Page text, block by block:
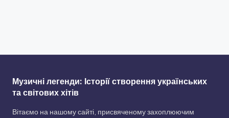
Музичні легенди: Історії створення українських
та світових хітів
Вітаємо на нашому сайті, присвяченому захоплюючим